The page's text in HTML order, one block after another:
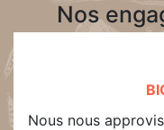
Nos
Nous nous